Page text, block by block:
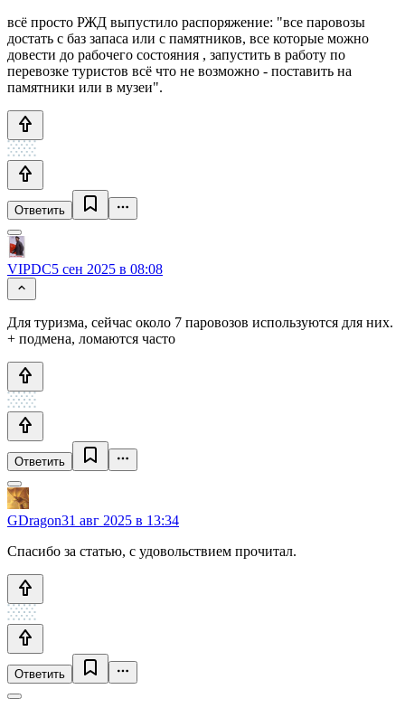
всё просто РЖД выпустило распоряжение: "все паровозы
достать с баз запаса или с памятников, все которые можно
довести до рабочего состояния , запустить в работу по
перевозке туристов всё что не возможно - поставить на
памятники или в музеи".
Ответить
VIPDC5 сен 2025 в 08:08
Для туризма, сейчас около 7 паровозов используются для них.
+ подмена, ломаются часто
Ответить
GDragon31 авг 2025 в 13:34
Спасибо за статью, с удовольствием прочитал.
Ответить